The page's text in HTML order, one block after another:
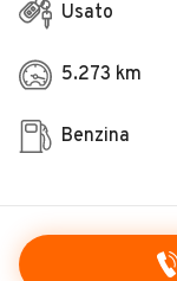
Usato
5.273 km
Benzina